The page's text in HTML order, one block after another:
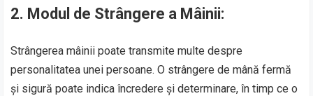
2. Modul de Strângere a Mâinii:
Strângerea mâinii poate transmite multe despre
personalitatea unei persoane. O strângere de mână fermă
și sigură poate indica încredere și determinare, în timp ce o